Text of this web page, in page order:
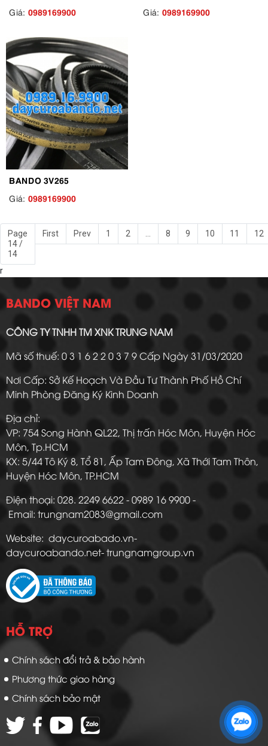
Giá: 0989169900 Giá: 0989169900
BANDO 3V265
Giá: 0989169900
Page
14 /
14
First Prev 1 2 ... 8 9 10 11 12
r
BANDO VIỆT NAM
CÔNG TY TNHH TM XNK TRUNG NAM
Mã số thuế: 0 3 1 6 2 2 0 3 7 9 Cấp Ngày 31/03/2020
Nơi Cấp: Sở Kế Hoạch Và Đầu Tư Thành Phố Hồ Chí
Minh Phòng Đăng Ký Kinh Doanh
Địa chỉ:
VP: 754 Song Hành QL22, Thị trấn Hóc Môn, Huyện Hóc
Môn, Tp.HCM
KX: 5/44 Tô Ký 8, Tổ 81, Ấp Tam Đông, Xã Thới Tam Thôn,
Huyện Hóc Môn, TP.HCM
Điện thoại: 028. 2249 6622 - 0989 16 9900 -
Email: trungnam2083@gmail.com
Website: daycuroabado.vn-
daycuroabando.net- trungnamgroup.vn
HỖ TRỢ
Chính sách đổi trả & bảo hành
Phương thức giao hàng
Chính sách bảo mật
Zalo 2: 0972 14 9900